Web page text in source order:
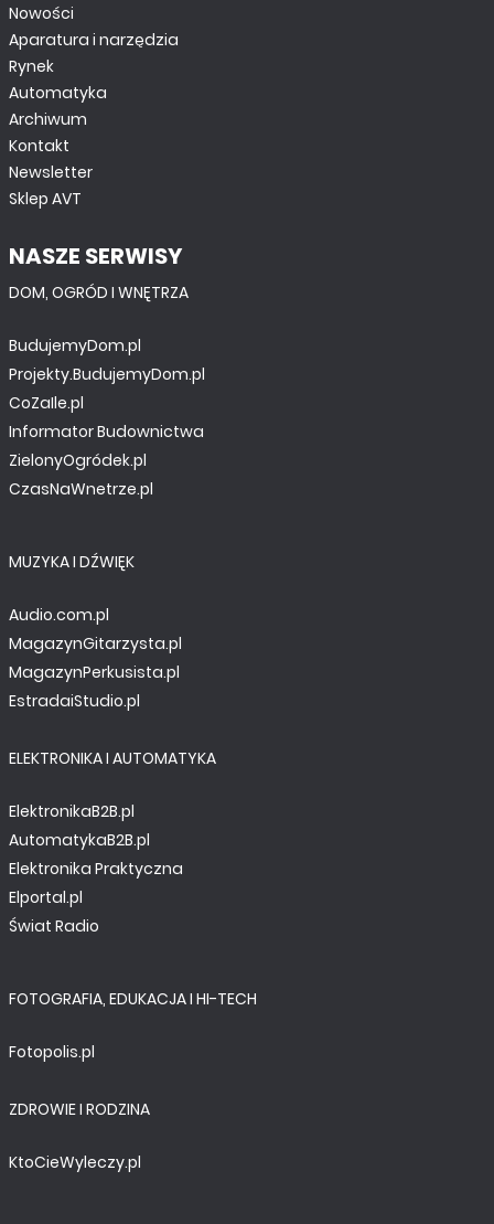
Nowości
Aparatura i narzędzia
Rynek
Automatyka
Archiwum
Kontakt
Newsletter
Sklep AVT
NASZE SERWISY
DOM, OGRÓD I WNĘTRZA
BudujemyDom.pl
Projekty.BudujemyDom.pl
CoZaIle.pl
Informator Budownictwa
ZielonyOgródek.pl
CzasNaWnetrze.pl
MUZYKA I DŹWIĘK
Audio.com.pl
MagazynGitarzysta.pl
MagazynPerkusista.pl
EstradaiStudio.pl
ELEKTRONIKA I AUTOMATYKA
ElektronikaB2B.pl
AutomatykaB2B.pl
Elektronika Praktyczna
Elportal.pl
Świat Radio
FOTOGRAFIA, EDUKACJA I HI-TECH
Fotopolis.pl
ZDROWIE I RODZINA
KtoCieWyleczy.pl